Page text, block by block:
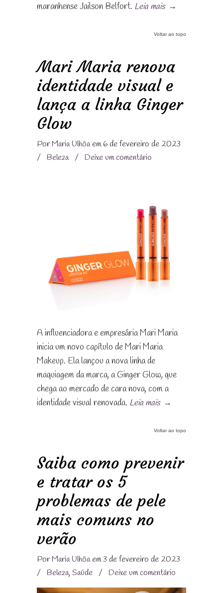
maranhense Jailson Belfort. Leia mais →
Voltar ao topo
Mari Maria renova
identidade visual e
lança a linha Ginger
Glow
PorMaria Ulhôaem 6 de fevereiro de 2023
/ Beleza / Deixe um comentário
A influenciadora e empresária Mari Maria
inicia um novo capítulo de Mari Maria
Makeup. Ela lançou a nova linha de
maquiagem da marca, a Ginger Glow, que
chega ao mercado de cara nova, com a
identidade visual renovada. Leia mais →
Voltar ao topo
Saiba como prevenir
e tratar os 5
problemas de pele
mais comuns no
verão
PorMaria Ulhôaem 3 de fevereiro de 2023
/ Beleza, Saúde / Deixe um comentário